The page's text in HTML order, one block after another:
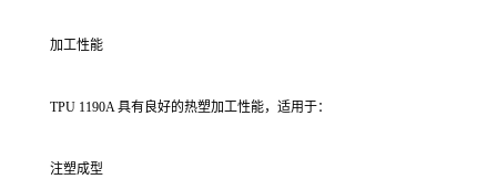
加工性能
TPU 1190A 具有良好的热塑加工性能，适用于：
注塑成型